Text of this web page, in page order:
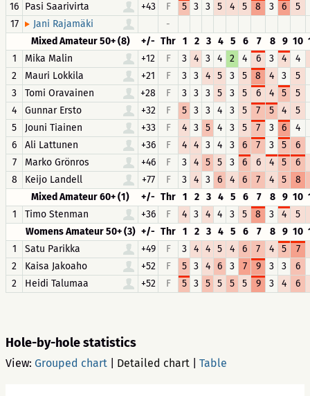
16 Pasi Saarivirta +43 F 5 3 3 5 4 5 8 3 6
5
17
Jani Rajamäki
-
Mixed Amateur 50+ (8)
+/- Thr 1 2 3 4 5 6 7 8 9 10
1
Mika Malin +12 F 3 4 3 4 2 4 6 3 4
4
2
Mauri Lokkila +21 F 3 3 4 5 3 5 8 4 3
5
3
Tomi Oravainen +28 F 3 3 3 5 3 5 6 4 5
5
4
Gunnar Ersto +32 F 5 3 3 4 3 5 7 5 4
5
5
Jouni Tiainen +33 F 4 3 5 4 3 5 7 3 6
4
6
Ali Lattunen +36 F 4 4 3 4 3 6 7 3 5
6
7
Marko Grönros +46 F 3 4 5 5 3 6 6 4 5
6
8
Keijo Landell +77 F 3 4 3 6 4 6 7 4 5
8
Mixed Amateur 60+ (1)
+/- Thr 1 2 3 4 5 6 7 8 9 10
1
Timo Stenman +36 F 4 3 4 4 3 5 8 3 4
5
Womens Amateur 50+ (3) +/- Thr 1 2 3 4 5 6 7 8 9 10
1
Satu Parikka +49 F 3 4 4 5 4 6 7 4 5
7
2
Kaisa Jakoaho +52 F 5 3 4 6 3 7 9 3 3
6
2
Heidi Talumaa +52 F 5 3 5 5 5 5 9 3 4 6
Hole-by-hole statistics
View: Grouped chart Detailed chart Table